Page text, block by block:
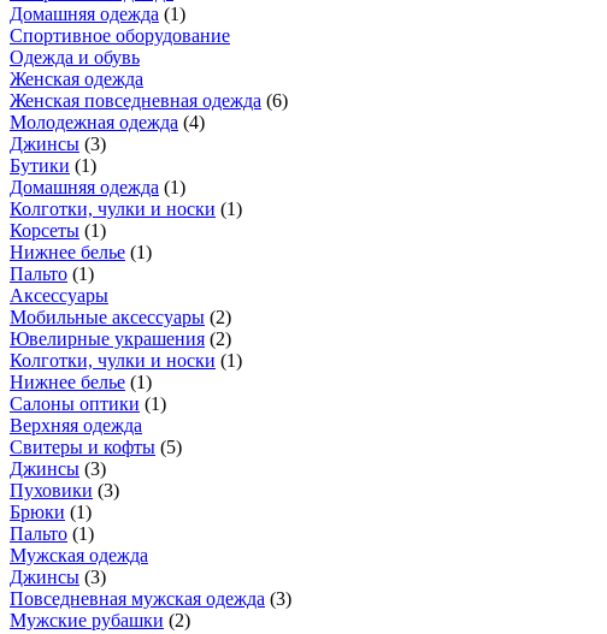
Домашняя одежда (1)
Спортивное оборудование
Одежда и обувь
Женская одежда
Женская повседневная одежда (6)
Молодежная одежда (4)
Джинсы (3)
Бутики (1)
Домашняя одежда (1)
Колготки, чулки и носки (1)
Корсеты (1)
Нижнее белье (1)
Пальто (1)
Аксессуары
Мобильные аксессуары (2)
Ювелирные украшения (2)
Колготки, чулки и носки (1)
Нижнее белье (1)
Салоны оптики (1)
Верхняя одежда
Свитеры и кофты (5)
Джинсы (3)
Пуховики (3)
Брюки (1)
Пальто (1)
Мужская одежда
Джинсы (3)
Повседневная мужская одежда (3)
Мужские рубашки (2)